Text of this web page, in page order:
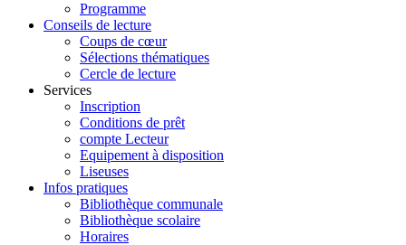
Programme
Conseils de lecture
Coups de cœur
Sélections thématiques
Cercle de lecture
Services
Inscription
Conditions de prêt
compte Lecteur
Equipement à disposition
Liseuses
Infos pratiques
Bibliothèque communale
Bibliothèque scolaire
Horaires